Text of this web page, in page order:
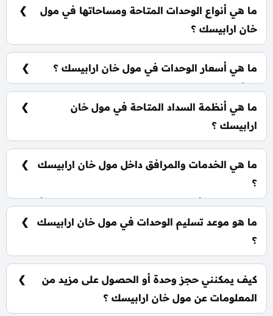
بصورة مباشرة.
ما هي أنواع الوحدات المتاحة ومساحاتها في مول
خان ارابيسك ؟
يضم المول مجموعة متنوعة من الوحدات الاستثمارية،
تشمل محلات تجارية ومكاتب إدارية بباقة من المساحات
المتعددة سوف يتم طرحها للعلن في القريب العاجل.
ما هي أسعار الوحدات في مول خان ارابيسك ؟
تبدأ الأسعار من 5,000,000 جنيه وتختلف حسب نوع
الوحدة والمساحة، كما أن الأسعار قابلة للتغيير حسب
تطورات السوق.
ما هي أنظمة السداد المتاحة في مول خان
ارابيسك ؟
يمكنك حجز وحدتك بدفع مقدم 10% فقط، كما يتم
تقسيط الباقي على فترة تصل إلي 12 سنة بدون أي فوائد.
ما هي الخدمات والمرافق داخل مول خان ارابيسك
؟
يشمل المول أنظمة ذكية، سلالم ومصاعد بانورامية، أسرع
مولدات كهربائية وإطفاء حرائق، جراجات واسعة،
وحراسات أمنية مشددة.
ما هو موعد تسليم الوحدات في مول خان ارابيسك
؟
يتم تسليم الوحدات خلال ثلاث سنوات من تاريخ التعاقد،
مع إمكانية التسليم نصف تشطيب أو تشطيب كامل حسب
رغبة العميل.
كيف يمكنني حجز وحدة أو الحصول على مزيد من
المعلومات عن مول خان ارابيسك ؟